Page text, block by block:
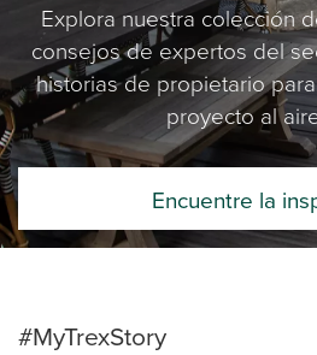
Explora nuestra colección
consejos de expertos del
historias de propietario
proyecto al
Encuentre la
#MyTrexStory